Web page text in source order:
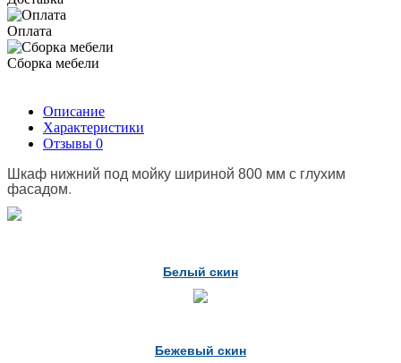
Оплата
Сборка мебели
Описание
Характеристики
Отзывы 0
Шкаф нижний под мойку шириной 800 мм с глухим
фасадом.
Белый скин
Бежевый скин